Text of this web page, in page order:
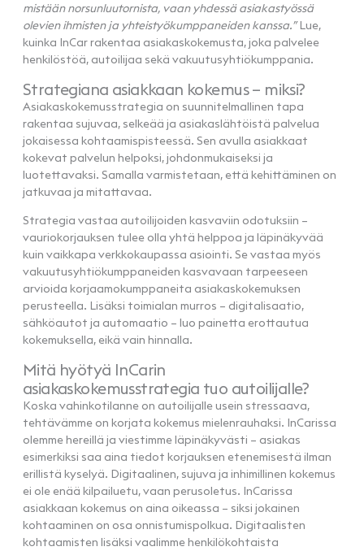
mistään norsunluutornista, vaan yhdessä asiakastyössä
olevien ihmisten ja yhteistyökumppaneiden kanssa.”Lue,
kuinka InCar rakentaa asiakaskokemusta, joka palvelee
henkilöstöä, autoilijaa sekä vakuutusyhtiökumppania.
Strategiana asiakkaan kokemus – miksi?
Asiakaskokemusstrategia on suunnitelmallinen tapa
rakentaa sujuvaa, selkeää ja asiakaslähtöistä palvelua
jokaisessa kohtaamispisteessä. Sen avulla asiakkaat
kokevat palvelun helpoksi, johdonmukaiseksi ja
luotettavaksi. Samalla varmistetaan, että kehittäminen on
jatkuvaa ja mitattavaa.
Strategia vastaa autoilijoiden kasvaviin odotuksiin –
vauriokorjauksen tulee olla yhtä helppoa ja läpinäkyvää
kuin vaikkapa verkkokaupassa asiointi. Se vastaa myös
vakuutusyhtiökumppaneiden kasvavaan tarpeeseen
arvioida korjaamokumppaneita asiakaskokemuksen
perusteella. Lisäksi toimialan murros – digitalisaatio,
sähköautot ja automaatio – luo painetta erottautua
kokemuksella, eikä vain hinnalla.
Mitä hyötyä InCarin
asiakaskokemusstrategia tuo autoilijalle?
Koska vahinkotilanne on autoilijalle usein stressaava,
tehtävämme on korjata kokemus mielenrauhaksi. InCarissa
olemme hereillä ja viestimme läpinäkyvästi – asiakas
esimerkiksi saa aina tiedot korjauksen etenemisestä ilman
erillistä kyselyä. Digitaalinen, sujuva ja inhimillinen kokemus
ei ole enää kilpailuetu, vaan perusoletus. InCarissa
asiakkaan kokemus on aina oikeassa – siksi jokainen
kohtaaminen on osa onnistumispolkua. Digitaalisten
kohtaamisten lisäksi vaalimme henkilökohtaista